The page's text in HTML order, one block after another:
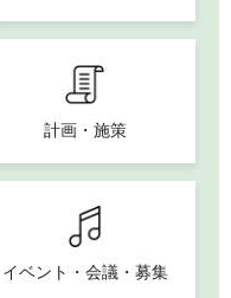
計画・施策
イベント・会議・募集